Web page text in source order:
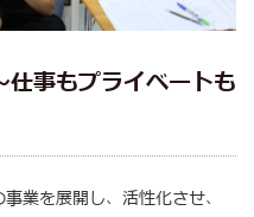
仕事もプライベートも
業を展開し、活性化させ、